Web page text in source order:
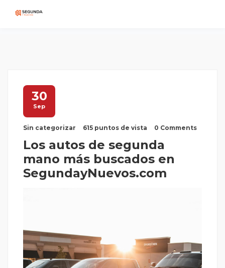
30
Sep
Sin categorizar 615 puntos de vista 0 Comments
Los autos de segunda
mano más buscados en
SegundayNuevos.com